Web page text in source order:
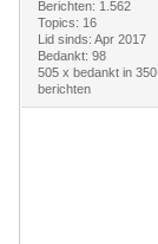
Berichten: 1.562
Topics: 16
Lid sinds: Apr 2017
Bedankt: 98
505 x bedankt in 350
berichten